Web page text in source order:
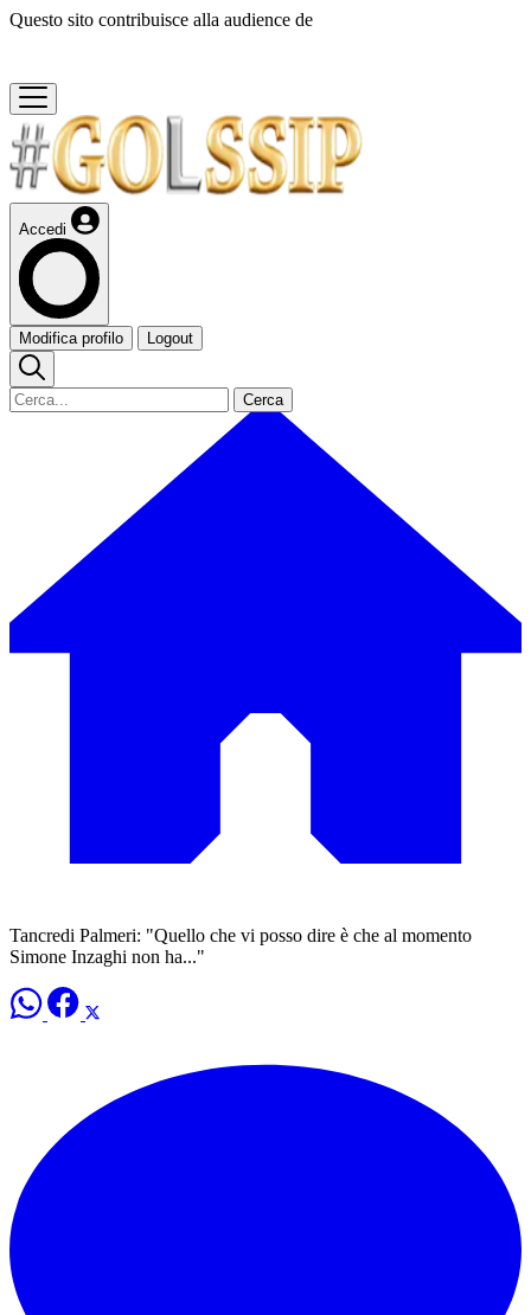
Questo sito contribuisce alla audience de
Accedi
Modifica profilo Logout
Cerca
Tancredi Palmeri: "Quello che vi posso dire è che al momento
Simone Inzaghi non ha..."